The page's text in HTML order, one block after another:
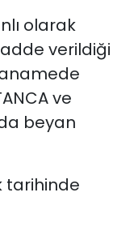
olarak
verildiği
ve
da beyan
tarihinde